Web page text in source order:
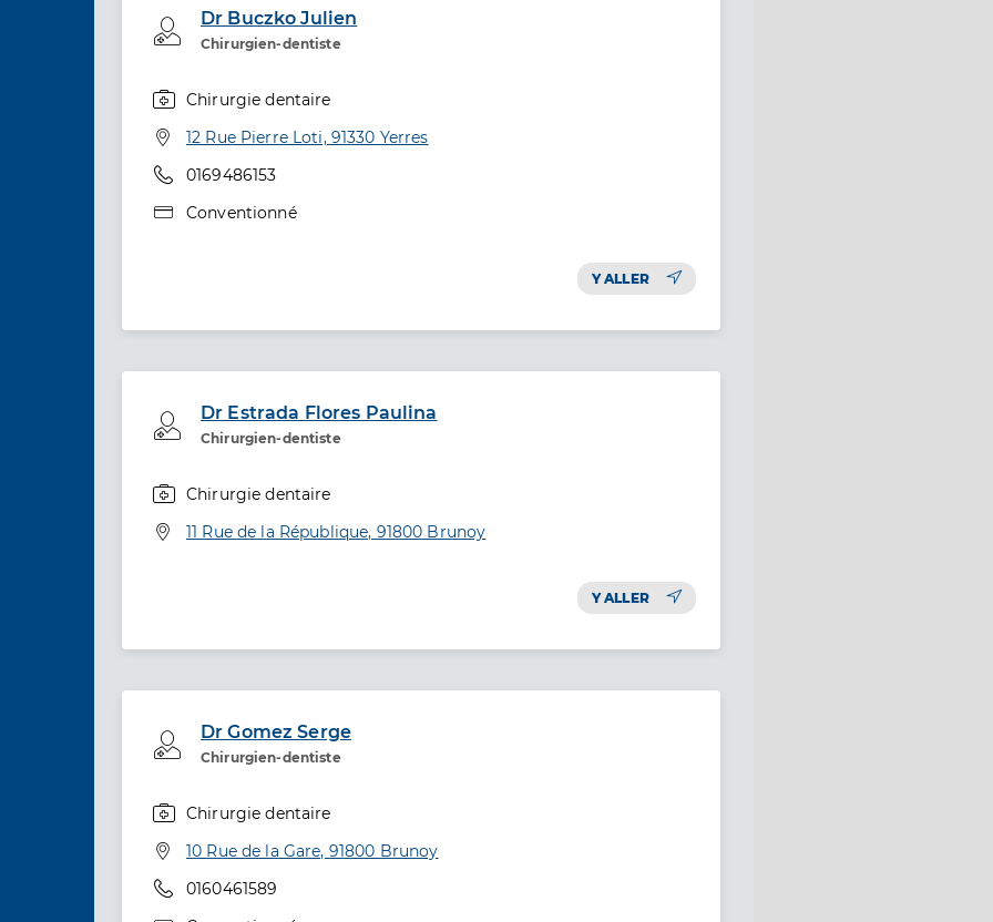
Dr Buczko Julien
Chirurgien-dentiste
Professionel de santé
Chirurgie dentaire
Adresse
12 Rue Pierre Loti, 91330 Yerres
Téléphone
0169486153
Type de convention
Conventionné
Y ALLER
Dr Estrada Flores Paulina
Chirurgien-dentiste
Professionel de santé
Chirurgie dentaire
Adresse
11 Rue de la République, 91800 Brunoy
Y ALLER
Dr Gomez Serge
Chirurgien-dentiste
Professionel de santé
Chirurgie dentaire
Adresse
10 Rue de la Gare, 91800 Brunoy
Téléphone
0160461589